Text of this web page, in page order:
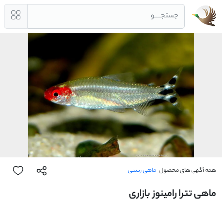
جستجــــو
همه آگهی های محصول ماهی زینتی
ماهی تترا رامینوز بازاری